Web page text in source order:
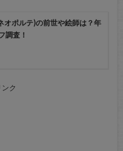
オポルテ)の前世や絵師は？年
調査！
ク